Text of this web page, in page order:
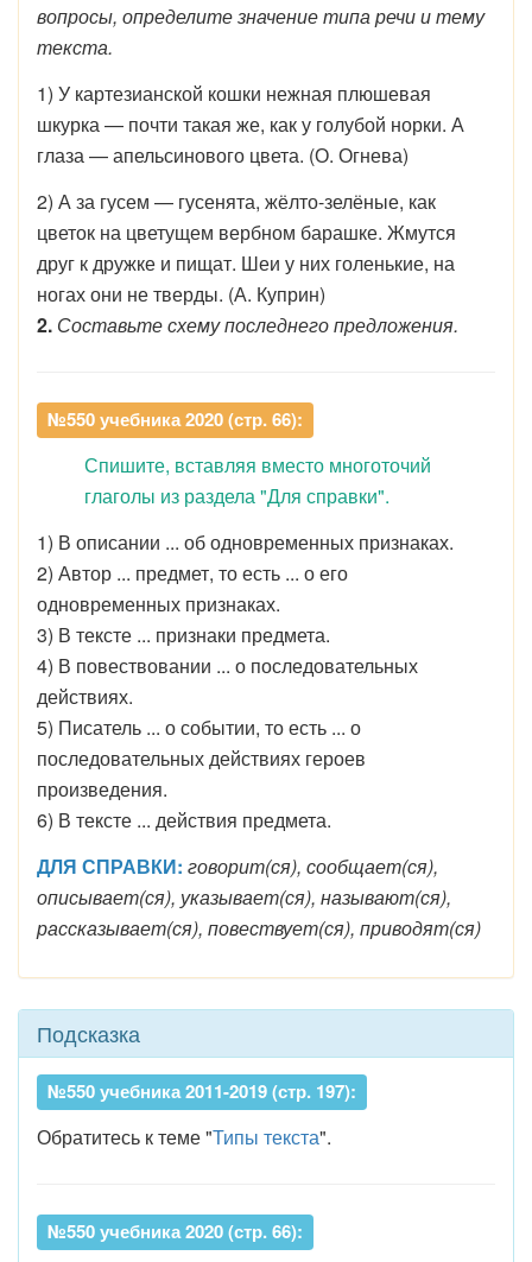
вопросы, определите значение типа речи и тему
текста.
1) У картезианской кошки нежная плюшевая
шкурка — почти такая же, как у голубой норки. А
глаза — апельсинового цвета. (О. Огнева)
2) А за гусем — гусенята, жёлто-зелёные, как
цветок на цветущем вербном барашке. Жмутся
друг к дружке и пищат. Шеи у них голенькие, на
ногах они не тверды. (А. Куприн)
2. Составьте схему последнего предложения.
№550 учебника 2020 (стр. 66):
Спишите, вставляя вместо многоточий
глаголы из раздела "Для справки".
1) В описании ... об одновременных признаках.
2) Автор ... предмет, то есть ... о его
одновременных признаках.
3) В тексте ... признаки предмета.
4) В повествовании ... о последовательных
действиях.
5) Писатель ... о событии, то есть ... о
последовательных действиях героев
произведения.
6) В тексте ... действия предмета.
ДЛЯ СПРАВКИ: говорит(ся), сообщает(ся),
описывает(ся), указывает(ся), называют(ся),
рассказывает(ся), повествует(ся), приводят(ся)
Подсказка
№550 учебника 2011-2019 (стр. 197):
Обратитесь к теме "Типы текста".
№550 учебника 2020 (стр. 66):